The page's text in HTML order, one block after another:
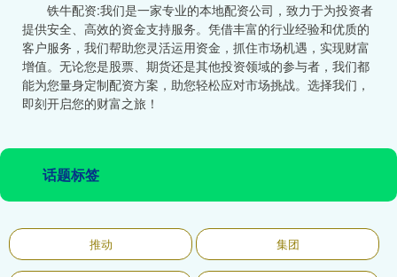
铁牛配资:我们是一家专业的本地配资公司，致力于为投资者
提供安全、高效的资金支持服务。凭借丰富的行业经验和优质的
客户服务，我们帮助您灵活运用资金，抓住市场机遇，实现财富
增值。无论您是股票、期货还是其他投资领域的参与者，我们都
能为您量身定制配资方案，助您轻松应对市场挑战。选择我们，
即刻开启您的财富之旅！
话题标签
推动 集团